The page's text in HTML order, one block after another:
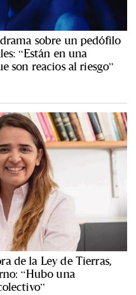
sobre un pedófilo
“Están en una
son reacios al riesgo”
de la Ley de Tierras,
“Hubo una